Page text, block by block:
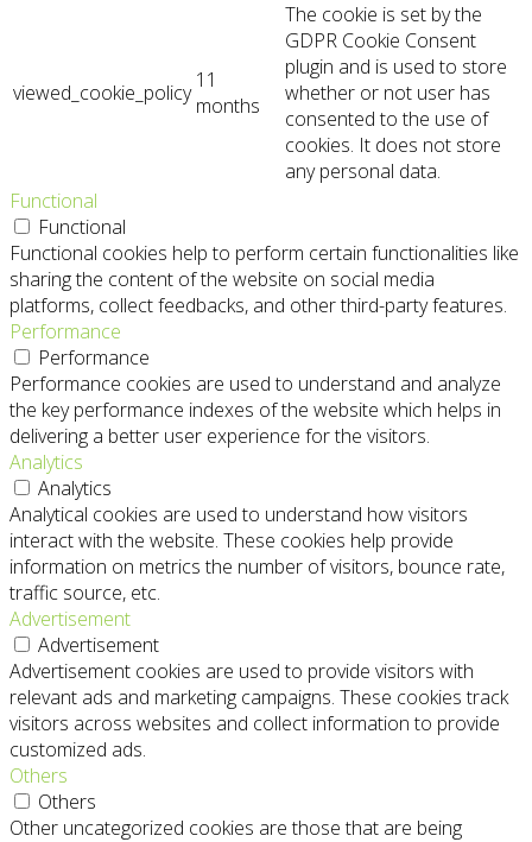
viewed_cookie_policy 11
months
The cookie is set by the
GDPR Cookie Consent
plugin and is used to store
whether or not user has
consented to the use of
cookies. It does not store
any personal data.
Functional
Functional
Functional cookies help to perform certain functionalities like
sharing the content of the website on social media
platforms, collect feedbacks, and other third-party features.
Performance
Performance
Performance cookies are used to understand and analyze
the key performance indexes of the website which helps in
delivering a better user experience for the visitors.
Analytics
Analytics
Analytical cookies are used to understand how visitors
interact with the website. These cookies help provide
information on metrics the number of visitors, bounce rate,
traffic source, etc.
Advertisement
Advertisement
Advertisement cookies are used to provide visitors with
relevant ads and marketing campaigns. These cookies track
visitors across websites and collect information to provide
customized ads.
Others
Others
Other uncategorized cookies are those that are being